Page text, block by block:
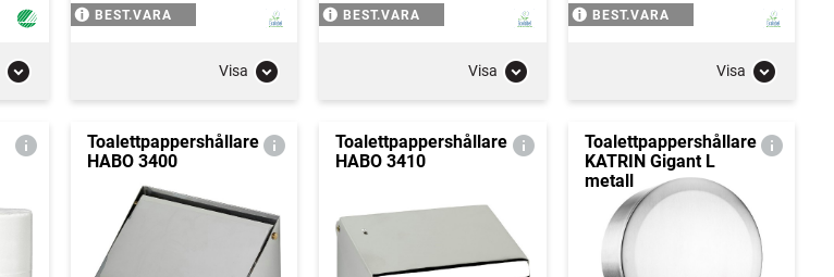
BEST.VARA
Visa
BEST.VARA
Visa
BEST.VARA
Visa
Toalettpappershållare
HABO 3400
Toalettpappershållare
HABO 3410
Toalettpappershållare
KATRIN Gigant L
metall